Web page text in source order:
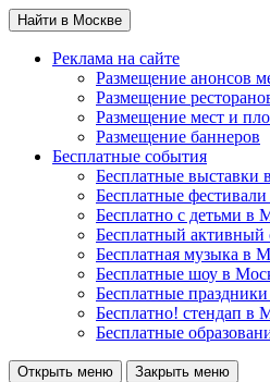
Найти в Москве
Реклама на сайте
Размещение анонсов
Размещение
Размещение мест и
Размещение баннеров
Бесплатные события
Бесплатные выставки
Бесплатные
Бесплатно с детьми в
Бесплатный
Бесплатная музыка в
Бесплатные шоу в
Бесплатные
Бесплатно! стендап в
Бесплатные
Открыть меню Закрыть меню